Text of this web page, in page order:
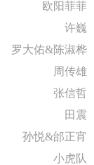
欧阳菲菲
许巍
罗大佑&陈淑桦
周传雄
张信哲
田震
孙悦&邰正宵
小虎队